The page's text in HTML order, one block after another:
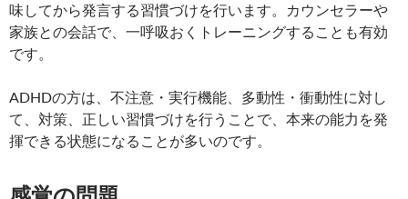
味してから発言する習慣づけを行います。カウンセラーや
家族との会話で、一呼吸おくトレーニングすることも有効
です。
ADHDの方は、不注意・実行機能、多動性・衝動性に対し
て、対策、正しい習慣づけを行うことで、本来の能力を発
揮できる状態になることが多いのです。